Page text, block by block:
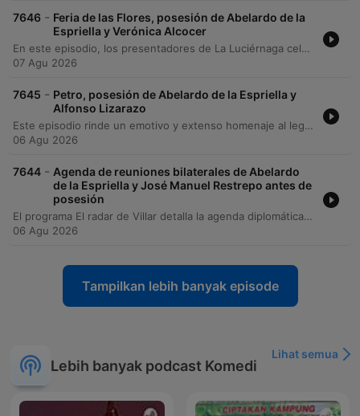
7646 - Feria de las Flores, posesión de Abelardo de la
Espriella y Verónica Alcocer
En este episodio, los presentadores de La Luciérnaga celebran la Feria de las Flores en Medellín, recorriendo sus tradiciones como el Festival Nacional de la Trova, el arte de las silletas y la gastronomía local con visitas a puestos de buñuelos y chicharrón. El programa también analiza el impacto económico del evento y la importancia del turismo responsable. En el ámbito informativo, se reporta la transición presidencial hacia Abelardo de la Espriella, análisis sobre la contratación estatal y los viajes internacionales del gobierno de Gustavo Petro, así como novedades judiciales relacionadas con Luis Fernando Velasco y Verónica Alcocer. El episodio cierra con noticias de infraestructura en Antioquia y un toque de humor y nostalgia.
07 Agu 2026
7645 - Petro, posesión de Abelardo de la Espriella y
Alfonso Lizarazo
Este episodio rinde un emotivo y extenso homenaje al legado de Alfonso Lizarazo, recorriendo sus memorias en Sábados Felices, su labor en la radio juvenil y su paso por el Congreso. A través de anécdotas de humoristas invitados, se rescata la historia de la televisión colombiana y la disciplina profesional que caracterizó a los grandes elencos del programa. En el ámbito informativo, el programa aborda temas de actualidad nacional como la propuesta de sobretasa para alumbrado público inteligente en Bogotá, la modernización de servicios públicos y las tensiones políticas derivadas de las declaraciones del presidente Gustavo Petro. También se presentan reportes de investigación sobre ajustes fiscales, hallazgos en infraestructura y procesos de justicia transicional.
06 Agu 2026
7644 - Agenda de reuniones bilaterales de Abelardo
de la Espriella y José Manuel Restrepo antes de
posesión
El programa El radar de Villar detalla la agenda diplomática del gobierno entrante de Abelardo de la Espriega durante el proceso de posesión presidencial en Bogotá. Se presenta un desglose de las reuniones bilaterales programadas tanto para el presidente electo como para el vicepresidente José Manuel Restrepo con diversos mandatarios y representantes internacionales.
06 Agu 2026
Tampilkan lebih banyak episode
Lebih banyak podcast Komedi
Lihat semua